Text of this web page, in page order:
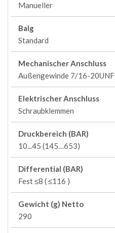
Manueller
Balg
Standard
Mechanischer Anschluss
Außengewinde 7/16-20UNF
Elektrischer Anschluss
Schraubklemmen
Druckbereich (BAR)
10...45 (145…653)
Differential (BAR)
Fest ≤8 ( ≤116 )
Gewicht (g) Netto
290